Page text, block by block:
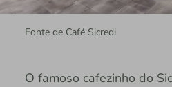
Fonte de Café Sicredi
O famoso cafezinho do